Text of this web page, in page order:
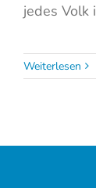
jedes Volk
Weiterlesen